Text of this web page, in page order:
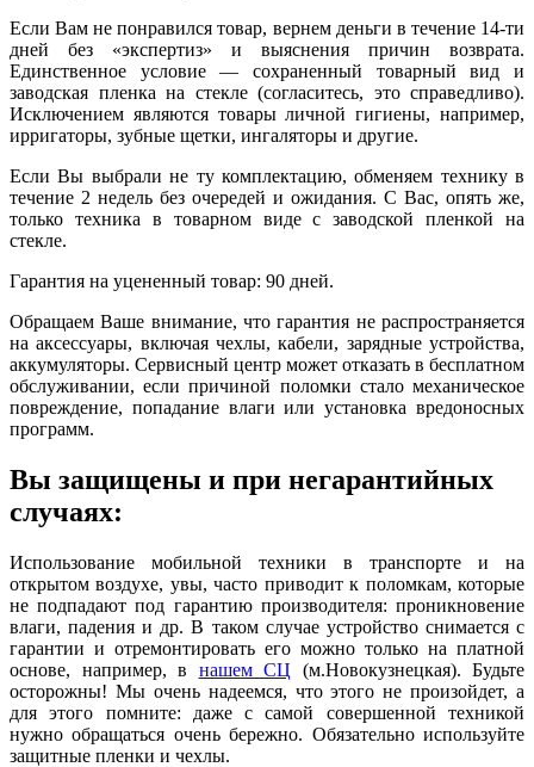
Если Вам не понравился товар, вернем деньги в течение 14-ти
дней без «экспертиз» и выяснения причин возврата.
Единственное условие — сохраненный товарный вид и
заводская пленка на стекле (согласитесь, это справедливо).
Исключением являются товары личной гигиены, например,
ирригаторы, зубные щетки, ингаляторы и другие.
Если Вы выбрали не ту комплектацию, обменяем технику в
течение 2 недель без очередей и ожидания. С Вас, опять же,
только техника в товарном виде с заводской пленкой на
стекле.
Гарантия на уцененный товар: 90 дней.
Обращаем Ваше внимание, что гарантия не распространяется
на аксессуары, включая чехлы, кабели, зарядные устройства,
аккумуляторы. Сервисный центр может отказать в бесплатном
обслуживании, если причиной поломки стало механическое
повреждение, попадание влаги или установка вредоносных
программ.
Вы защищены и при негарантийных
случаях:
Использование мобильной техники в транспорте и на
открытом воздухе, увы, часто приводит к поломкам, которые
не подпадают под гарантию производителя: проникновение
влаги, падения и др. В таком случае устройство снимается с
гарантии и отремонтировать его можно только на платной
основе, например, в нашем СЦ (м.Новокузнецкая). Будьте
осторожны! Мы очень надеемся, что этого не произойдет, а
для этого помните: даже с самой совершенной техникой
нужно обращаться очень бережно. Обязательно используйте
защитные пленки и чехлы.